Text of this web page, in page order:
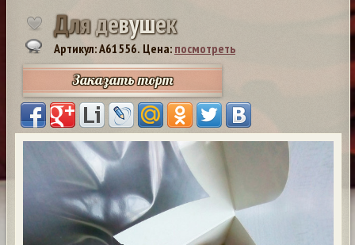
Длядевушек
Артикул: A61556. Цена: посмотреть
Заказать торт